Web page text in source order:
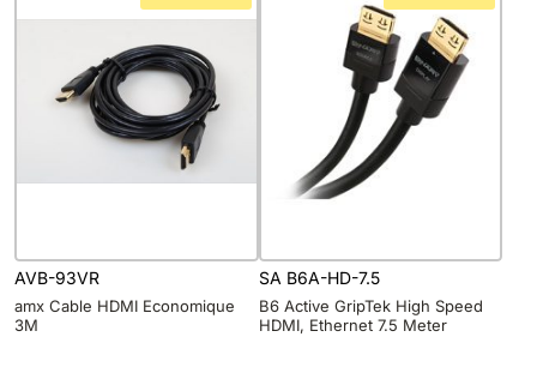
AVB-93VR
amx Cable HDMI Economique
3M
SA B6A-HD-7.5
B6 Active GripTek High Speed
HDMI, Ethernet 7.5 Meter